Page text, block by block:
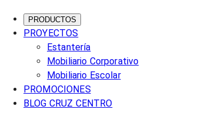
PRODUCTOS
PROYECTOS
Estantería
Mobiliario Corporativo
Mobiliario Escolar
PROMOCIONES
BLOG CRUZ CENTRO